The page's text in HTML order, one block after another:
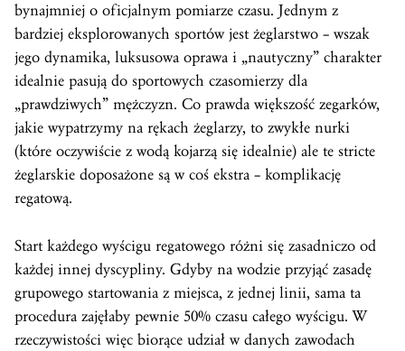
bynajmniej o oficjalnym pomiarze czasu. Jednym z
bardziej eksplorowanych sportów jest żeglarstwo – wszak
jego dynamika, luksusowa oprawa i „nautyczny” charakter
idealnie pasują do sportowych czasomierzy dla
„prawdziwych” mężczyzn. Co prawda większość zegarków,
jakie wypatrzymy na rękach żeglarzy, to zwykłe nurki
(które oczywiście z wodą kojarzą się idealnie) ale te stricte
żeglarskie doposażone są w coś ekstra – komplikację
regatową.
Start każdego wyścigu regatowego różni się zasadniczo od
każdej innej dyscypliny. Gdyby na wodzie przyjąć zasadę
grupowego startowania z miejsca, z jednej linii, sama ta
procedura zajęłaby pewnie 50% czasu całego wyścigu. W
rzeczywistości więc biorące udział w danych zawodach